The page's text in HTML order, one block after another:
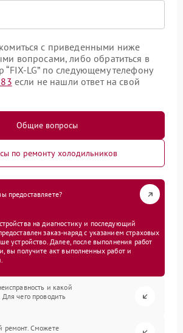
с приведенными ниже
вопросами, либо обратиться в
“FIX-LG” по следующему телефону
если не нашли ответ на свой
Общие вопросы
по ремонту холодильников
предоставляете?
на диагностику и последующий
заказ-наряд с указанием страховых
устройство. Далее, после выполнения работ
вы получите акт выполненных работ и
и какой
чего проводить
ремонт. Сможете